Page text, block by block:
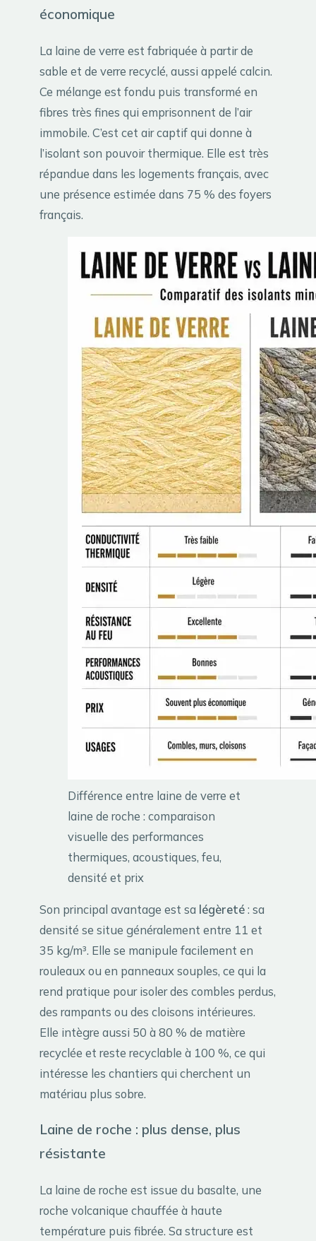
économique
La laine de verre est fabriquée à partir de
sable et de verre recyclé, aussi appelé calcin.
Ce mélange est fondu puis transformé en
fibres très fines qui emprisonnent de l’air
immobile. C’est cet air captif qui donne à
l’isolant son pouvoir thermique. Elle est très
répandue dans les logements français, avec
une présence estimée dans 75 % des foyers
français.
Différence entre laine de verre et
laine de roche : comparaison
visuelle des performances
thermiques, acoustiques, feu,
densité et prix
Son principal avantage est sa légèreté: sa
densité se situe généralement entre 11 et
35 kg/m³. Elle se manipule facilement en
rouleaux ou en panneaux souples, ce qui la
rend pratique pour isoler des combles perdus,
des rampants ou des cloisons intérieures.
Elle intègre aussi 50 à 80 % de matière
recyclée et reste recyclable à 100 %, ce qui
intéresse les chantiers qui cherchent un
matériau plus sobre.
Laine de roche : plus dense, plus
résistante
La laine de roche est issue du basalte, une
roche volcanique chauffée à haute
température puis fibrée. Sa structure est